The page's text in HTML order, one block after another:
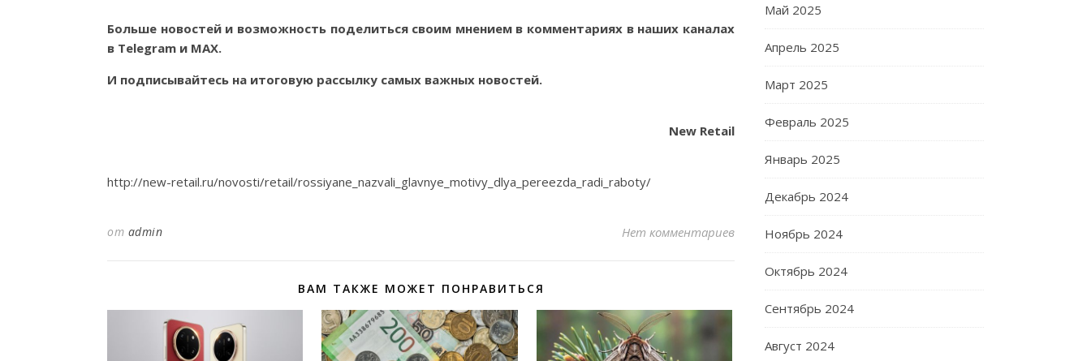
Больше новостей и возможность поделиться своим мнением в комментариях в наших каналах
в Telegram и MAX.
И подписывайтесь на итоговую рассылку самых важных новостей.
New Retail
http://new-retail.ru/novosti/retail/rossiyane_nazvali_glavnye_motivy_dlya_pereezda_radi_raboty/
от admin Нет комментариев
ВАМ ТАКЖЕ МОЖЕТ ПОНРАВИТЬСЯ
Май 2025
Апрель 2025
Март 2025
Февраль 2025
Январь 2025
Декабрь 2024
Ноябрь 2024
Октябрь 2024
Сентябрь 2024
Август 2024